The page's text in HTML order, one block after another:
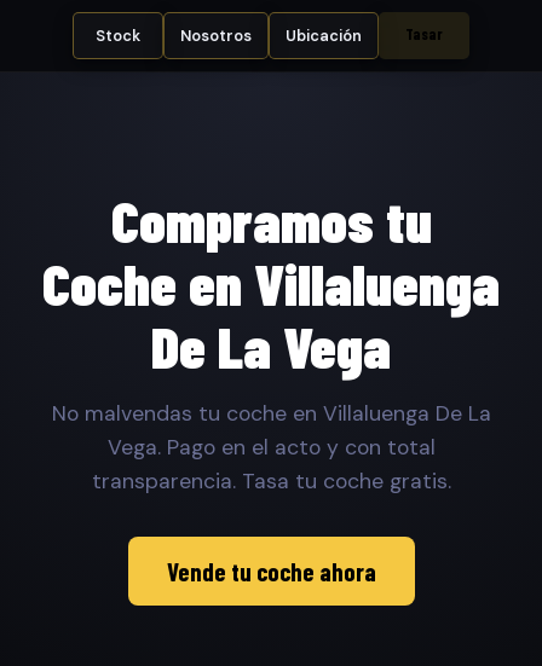
Stock Nosotros Ubicación Tasar
Compramos tu
Coche en Villaluenga
De La Vega
No malvendas tu coche en Villaluenga De La
Vega. Pago en el acto y con total
transparencia. Tasa tu coche gratis.
Vende tu coche ahora